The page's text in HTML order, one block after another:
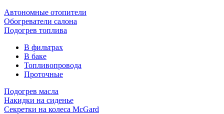
Автономные отопители
Обогреватели салона
Подогрев топлива
В фильтрах
В баке
Топливопровода
Проточные
Подогрев масла
Накидки на сиденье
Секретки на колеса McGard